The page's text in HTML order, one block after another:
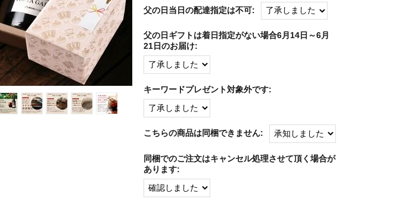
父の日当日の配達指定は不可:
父の日ギフトは着日指定がない場合6月14日～6月
21日のお届け:
キーワードプレゼント対象外です:
こちらの商品は同梱できません:
同梱でのご注文はキャンセル処理させて頂く場合が
あります: